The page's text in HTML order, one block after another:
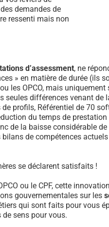
demandes de
ressenti mais non
d’assessment, ne
» en matière de durée (ils
les OPCO, mais uniquement
seules différences venant de
profils, Référentiel de 70
du temps de
de la baisse considérable
de compétences
se déclarent satisfaits !
ou le CPF, cette
gouvernementales sur les
qui sont faits pour vous
sens pour vous.